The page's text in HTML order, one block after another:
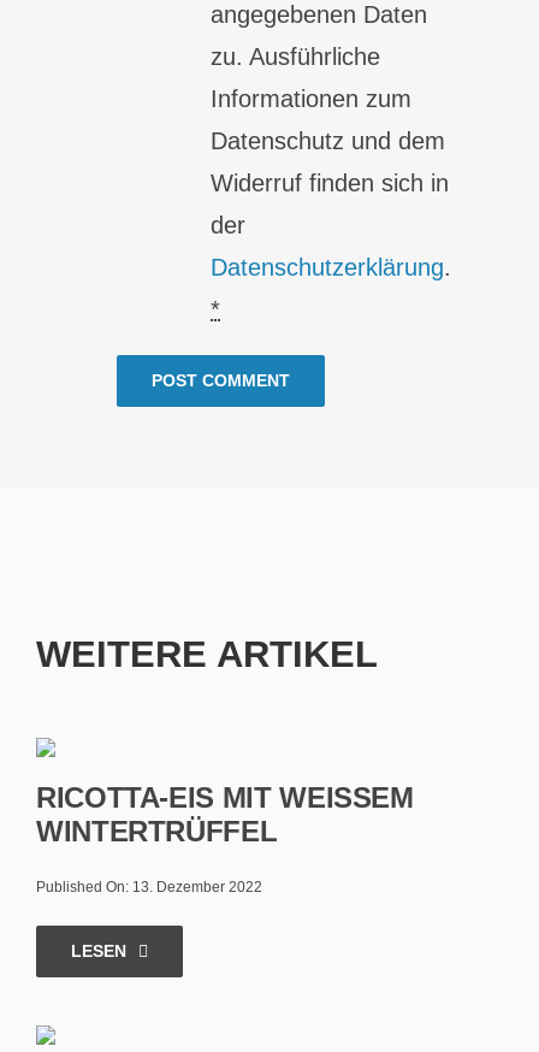
angegebenen Daten
zu. Ausführliche
Informationen zum
Datenschutz und dem
Widerruf finden sich in
der
Datenschutzerklärung.
*
WEITERE ARTIKEL
RICOTTA-EIS MIT WEISSEM W
INTERTRÜFFEL
Published On: 13. Dezember 2022
LESEN